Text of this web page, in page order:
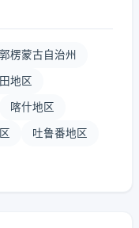
楞蒙古自治州
地区
喀什地区
吐鲁番地区